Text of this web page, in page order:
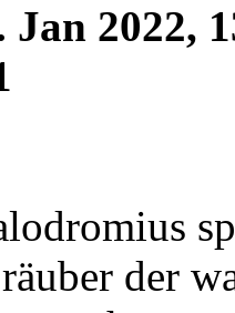
Jan 2022,
der